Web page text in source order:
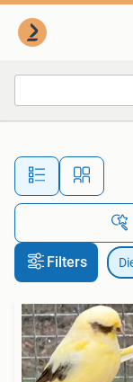
Filters